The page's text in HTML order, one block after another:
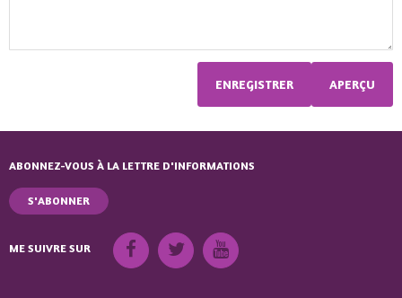
ABONNEZ-VOUS À LA LETTRE D'INFORMATIONS
S'ABONNER
ME SUIVRE SUR